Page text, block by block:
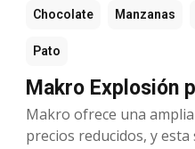
Chocolate Manzanas
Pato
Makro Explosión
Makro ofrece una
precios reducidos, y